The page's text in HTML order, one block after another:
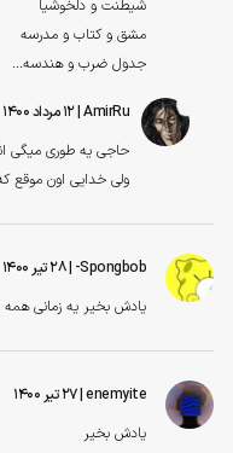
شیطنت و دلخوشیا
مشق و کتاب و مدرسه
جدول ضرب و هندسه...
AmirRu | ۱۲ مرداد ۱۴۰۰
حاجی یه طوری میگی انگار ۶۰
ولی خدایی اون موقع
Spongbob-
| ۲۸ تیر ۱۴۰۰
یادش بخیر یه زمانی همه
enemyite | ۲۷ تیر ۱۴۰۰
یادش بخیر